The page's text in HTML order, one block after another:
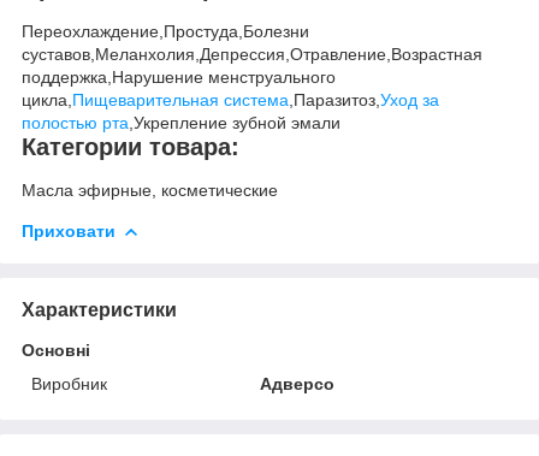
Переохлаждение,Простуда,Болезни
суставов,Меланхолия,Депрессия,Отравление,Возрастная
поддержка,Нарушение менструального
цикла, Пищеварительная система ,Паразитоз, Уход за
полостью рта ,Укрепление зубной эмали
Категории товара:
Масла эфирные, косметические
Приховати
Характеристики
Основні
Виробник
Адверсо